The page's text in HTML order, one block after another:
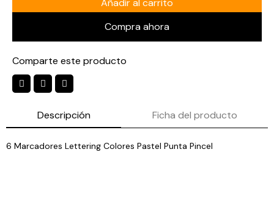
Añadir al carrito
Compra ahora
Comparte este producto
Descripción Ficha del producto
6 Marcadores Lettering Colores Pastel Punta Pincel